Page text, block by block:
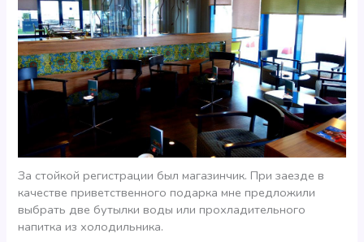
За стойкой регистрации был магазинчик. При заезде в
качестве приветственного подарка мне предложили
выбрать две бутылки воды или прохладительного
напитка из холодильника.